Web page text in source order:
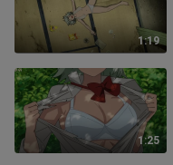
1:19
1:25